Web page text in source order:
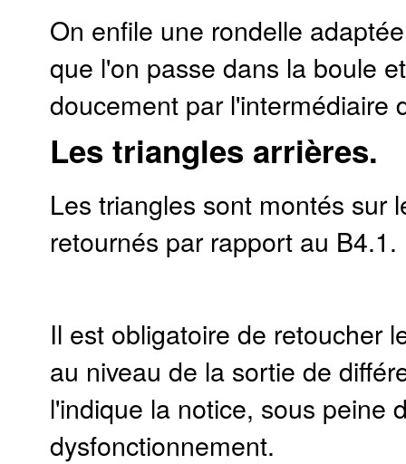
On enfile une rondelle
que l'on passe dans la boule
doucement par l'intermédiaire
Les triangles arrières.
Les triangles sont montés sur
retournés par rapport au B4.1.
Il est obligatoire de retoucher
au niveau de la sortie de
l'indique la notice, sous peine
dysfonctionnement.